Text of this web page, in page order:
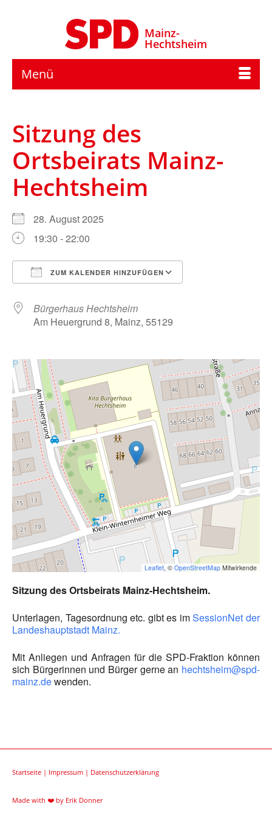
Mainz-
Hechtsheim
Menü
Sitzung des
Ortsbeirats Mainz-
Hechtsheim
28. August 2025
19:30 - 22:00
ZUM KALENDER HINZUFÜGEN
Bürgerhaus Hechtsheim
Am Heuergrund 8, Mainz, 55129
Leaflet , © OpenStreetMap Mitwirkende
Sitzung des Ortsbeirats Mainz-Hechtsheim.
Unterlagen, Tagesordnung etc. gibt es imSessionNet der
Landeshauptstadt Mainz.
Mit Anliegen und Anfragen für die SPD-Fraktion können
sich Bürgerinnen und Bürger gerne an hechtsheim@spd-
mainz.dewenden.
Startseite | Impressum | Datenschutzerklärung
Made with ❤️ by Erik Donner